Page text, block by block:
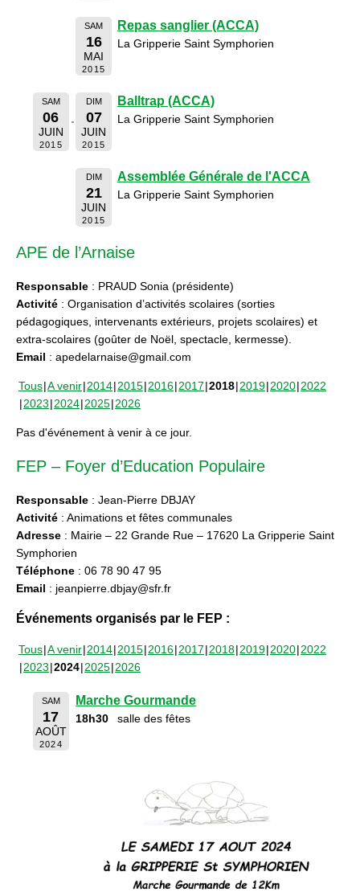
SAM
16
MAI
2015
Repas sanglier (ACCA)
La Gripperie Saint Symphorien
SAM
06
JUIN
2015
DIM
07
JUIN
2015
Balltrap (ACCA)
La Gripperie Saint Symphorien
DIM
21
JUIN
2015
Assemblée Générale de l'ACCA
La Gripperie Saint Symphorien
APE de l’Arnaise
Responsable : PRAUD Sonia (présidente)
Activité : Organisation d’activités scolaires (sorties
pédagogiques, intervenants extérieurs, projets scolaires) et
extra-scolaires (goûter de Noël, spectacle, kermesse).
Email : apedelarnaise@gmail.com
Tous A venir 2014 2015 2016 2017 2018 2019 2020 2022
2023 2024 2025 2026
Pas d'événement à venir à ce jour.
FEP – Foyer d’Education Populaire
Responsable : Jean-Pierre DBJAY
Activité : Animations et fêtes communales
Adresse : Mairie – 22 Grande Rue – 17620 La Gripperie Saint
Symphorien
Téléphone : 06 78 90 47 95
Email : jeanpierre.dbjay@sfr.fr
Événements organisés par le FEP :
Tous A venir 2014 2015 2016 2017 2018 2019 2020 2022
2023 2024 2025 2026
SAM
17
AOÛT
2024
Marche Gourmande
18h30 salle des fêtes